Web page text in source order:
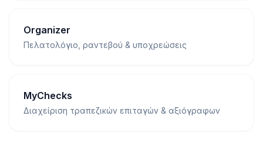
Organizer
Πελατολόγιο, ραντεβού & υποχρεώσεις
MyChecks
Διαχείριση τραπεζικών επιταγών & αξιόγραφων